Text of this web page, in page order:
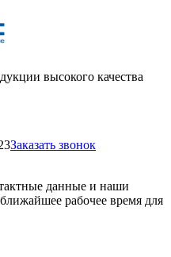
высокого качества
Заказать звонок
данные и наши
рабочее время для